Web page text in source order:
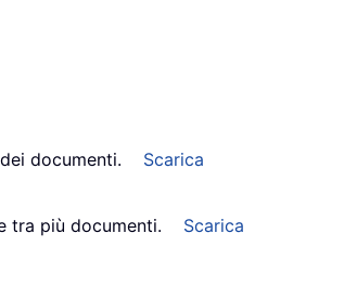
documenti.
Scarica
tra più documenti.
Scarica